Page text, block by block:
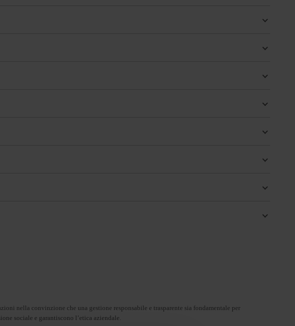
nella convinzione che una gestione responsabile e trasparente sia fondamentale per
sociale e garantiscono l’etica aziendale.